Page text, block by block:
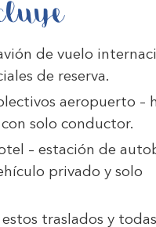
de vuelo
de reserva.
aeropuerto –
solo conductor.
– estación de
privado y solo
traslados y